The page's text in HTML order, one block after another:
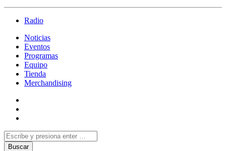
Radio
Noticias
Eventos
Programas
Equipo
Tienda
Merchandising